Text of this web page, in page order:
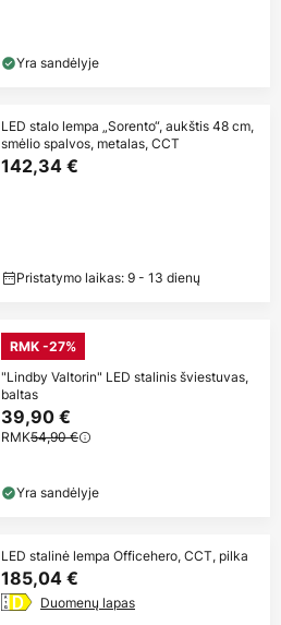
Yra sandėlyje
LED stalo lempa „Sorento“, aukštis 48 cm,
smėlio spalvos, metalas, CCT
142,34 €
Pristatymo laikas: 9 - 13 dienų
RMK -27%
"Lindby Valtorin" LED stalinis šviestuvas,
baltas
39,90 €
RMK54,90 €
Yra sandėlyje
LED stalinė lempa Officehero, CCT, pilka
185,04 €
Duomenų lapas